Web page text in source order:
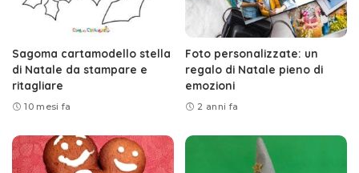
Sagoma cartamodello stella
di Natale da stampare e
ritagliare
10 mesi fa
Foto personalizzate: un
regalo di Natale pieno di
emozioni
2 anni fa